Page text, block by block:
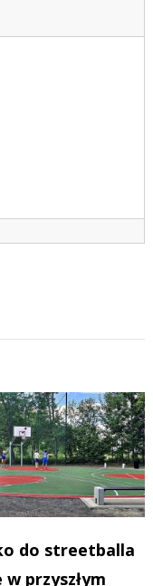
do streetballa
w przyszłym